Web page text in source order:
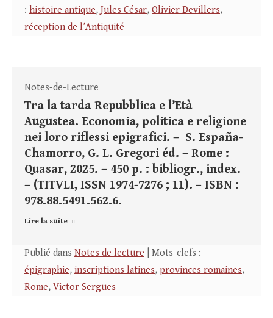
: histoire antique, Jules César, Olivier Devillers,
réception de l’Antiquité
Notes-de-Lecture
Tra la tarda Repubblica e l’Età
Augustea. Economia, politica e religione
nei loro riflessi epigrafici. – S. España-
Chamorro, G. L. Gregori éd. – Rome :
Quasar, 2025. – 450 p. : bibliogr., index.
– (TITVLI, ISSN 1974-7276 ; 11). – ISBN :
978.88.5491.562.6.
Lire la suite
Publié dans Notes de lecture | Mots-clefs :
épigraphie, inscriptions latines, provinces romaines,
Rome, Victor Sergues